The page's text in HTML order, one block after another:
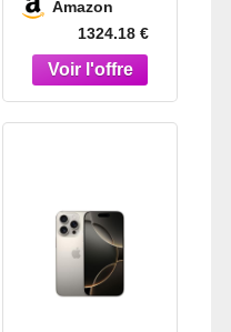
256 Go Bleu
Amazon
1324.18 €